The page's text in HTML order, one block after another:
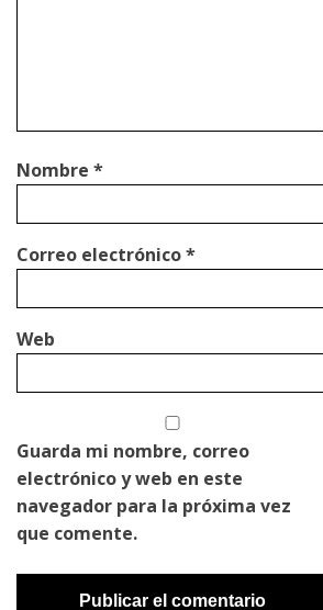
Nombre *
Correo electrónico*
Web
Guarda mi nombre, correo
electrónico y web en este
navegador para la próxima vez
que comente.